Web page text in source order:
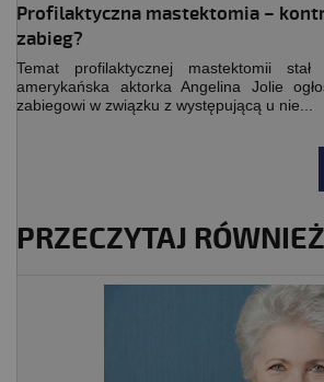
Profilaktyczna mastektomia –
zabieg?
Temat profilaktycznej mastektomii
amerykańska aktorka Angelina Jolie
zabiegowi w związku z występującą u nie...
PRZECZYTAJ RÓWNIEŻ